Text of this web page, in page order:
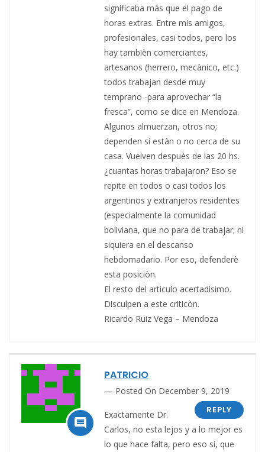
significaba màs que el pago de
horas extras. Entre mis amigos,
profesionales, casi todos, pero los
hay tambièn comerciantes,
artesanos (herrero, mecànico, etc.)
todos trabajan desde muy
temprano -para aprovechar “la
fresca”, como se dice en Mendoza.
Algunos almuerzan, otros no;
dependen si estàn o no cerca de su
casa. Vuelven despuès de las 20 hs.
¿cuantas horas trabajaron? Eso se
repite en todos o casi todos los
argentinos y extranjeros residentes
(especialmente la comunidad
boliviana, que no para de trabajar; ni
siquiera en el descanso
hebdomadario. Por eso, defenderè
esta posiciòn.
El resto del artìculo acertadìsimo.
Disculpen a este criticòn.
Ricardo Ruiz Vega – Mendoza

PATRICIO
Posted On December 9, 2019
REPLY
Exactamente Dr.
Carlos, no esta lejos y a lo mejor es
lo que hace falta, pero eso si, que